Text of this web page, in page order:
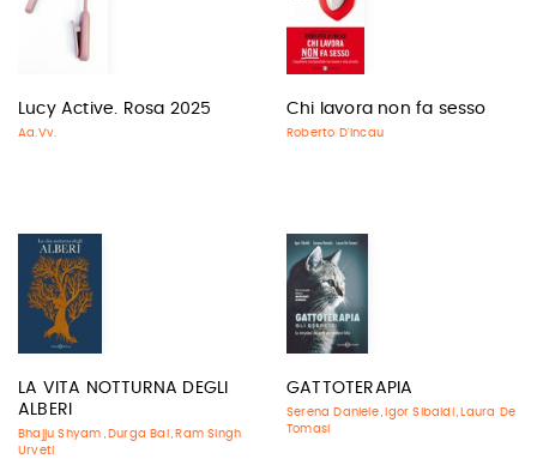
Lucy Active. Rosa 2025
Aa.Vv.
Chi lavora non fa sesso
Roberto D'Incau
LA VITA NOTTURNA DEGLI
ALBERI
Bhajju Shyam , Durga Bai , Ram Singh
Urveti
GATTOTERAPIA
Serena Daniele, Igor Sibaldi ,
Laura De
Tomasi